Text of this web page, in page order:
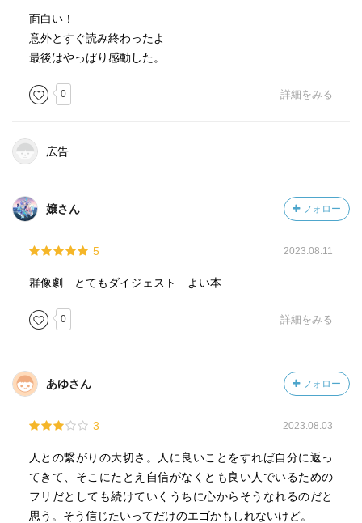
面白い！
意外とすぐ読み終わったよ
最後はやっぱり感動した。
0 詳細をみる
広告
嬢さん フォロー
5 2023.08.11
群像劇 とてもダイジェスト よい本
0 詳細をみる
あゆさん フォロー
3 2023.08.03
人との繋がりの大切さ。人に良いことをすれば自分に返っ
てきて、そこにたとえ自信がなくとも良い人でいるための
フリだとしても続けていくうちに心からそうなれるのだと
思う。そう信じたいってだけのエゴかもしれないけど。